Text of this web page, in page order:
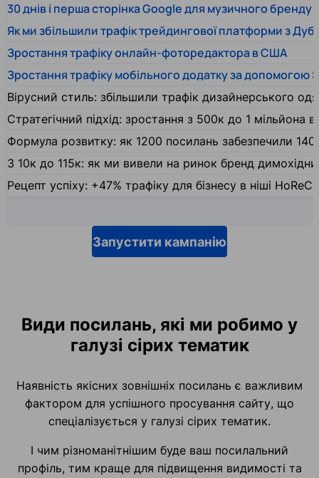
30 днів і перша сторінка Google для музичного бренду
Як ми збільшили трафік трейдингової платформи з
Зростання трафіку онлайн-фоторедактора в США
Зростання трафіку мобільного додатку за допомогою
Вірусний стиль: збільшили трафік дизайнерського
Стратегічний підхід: зростання з 500к до 1 мільйона
Формула розвитку: як 1200 посилань забезпечили
З 10к до 115к: як ми вивели на ринок бренд
Рецепт успіху: +47% трафіку для бізнесу в ніші HoReCa
Запустити кампанію
Види посилань, які ми робимо у
галузі сірих тематик
Наявність якісних зовнішніх посилань є важливим
фактором для успішного просування сайту, що
спеціалізується у галузі сірих тематик.
І чим різноманітнішим буде ваш посилальний
профіль, тим краще для підвищення видимості та